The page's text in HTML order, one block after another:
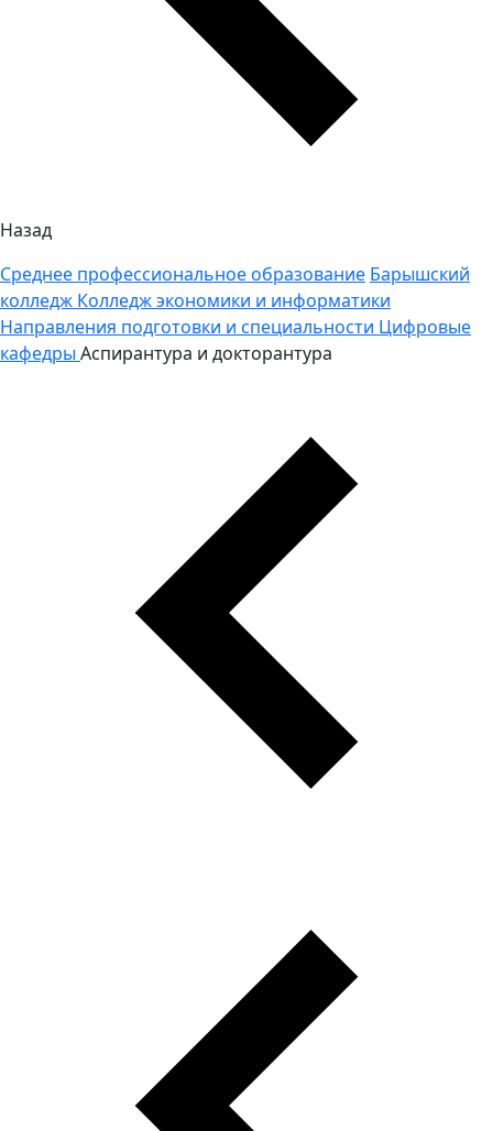
Назад
Среднее профессиональное образование Барышский
колледж Колледж экономики и информатики
Направления подготовки и специальности Цифровые
кафедры Аспирантура и докторантура